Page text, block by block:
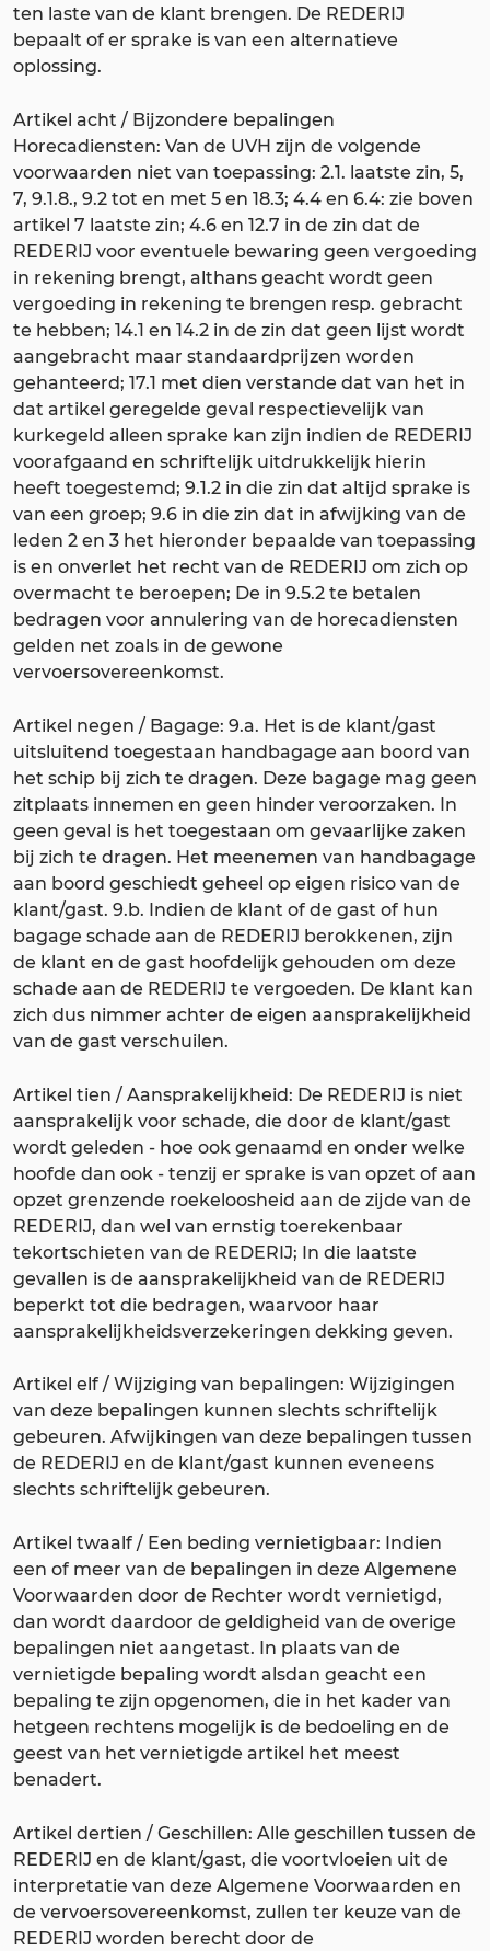
ten laste van de klant brengen. De REDERIJ
bepaalt of er sprake is van een alternatieve
oplossing.
Artikel acht / Bijzondere bepalingen
Horecadiensten: Van de UVH zijn de volgende
voorwaarden niet van toepassing: 2.1. laatste zin, 5,
7, 9.1.8., 9.2 tot en met 5 en 18.3; 4.4 en 6.4: zie boven
artikel 7 laatste zin; 4.6 en 12.7 in de zin dat de
REDERIJ voor eventuele bewaring geen vergoeding
in rekening brengt, althans geacht wordt geen
vergoeding in rekening te brengen resp. gebracht
te hebben; 14.1 en 14.2 in de zin dat geen lijst wordt
aangebracht maar standaardprijzen worden
gehanteerd; 17.1 met dien verstande dat van het in
dat artikel geregelde geval respectievelijk van
kurkegeld alleen sprake kan zijn indien de REDERIJ
voorafgaand en schriftelijk uitdrukkelijk hierin
heeft toegestemd; 9.1.2 in die zin dat altijd sprake is
van een groep; 9.6 in die zin dat in afwijking van de
leden 2 en 3 het hieronder bepaalde van toepassing
is en onverlet het recht van de REDERIJ om zich op
overmacht te beroepen; De in 9.5.2 te betalen
bedragen voor annulering van de horecadiensten
gelden net zoals in de gewone
vervoersovereenkomst.
Artikel negen / Bagage: 9.a. Het is de klant/gast
uitsluitend toegestaan handbagage aan boord van
het schip bij zich te dragen. Deze bagage mag geen
zitplaats innemen en geen hinder veroorzaken. In
geen geval is het toegestaan om gevaarlijke zaken
bij zich te dragen. Het meenemen van handbagage
aan boord geschiedt geheel op eigen risico van de
klant/gast. 9.b. Indien de klant of de gast of hun
bagage schade aan de REDERIJ berokkenen, zijn
de klant en de gast hoofdelijk gehouden om deze
schade aan de REDERIJ te vergoeden. De klant kan
zich dus nimmer achter de eigen aansprakelijkheid
van de gast verschuilen.
Artikel tien / Aansprakelijkheid: De REDERIJ is niet
aansprakelijk voor schade, die door de klant/gast
wordt geleden - hoe ook genaamd en onder welke
hoofde dan ook - tenzij er sprake is van opzet of aan
opzet grenzende roekeloosheid aan de zijde van de
REDERIJ, dan wel van ernstig toerekenbaar
tekortschieten van de REDERIJ; In die laatste
gevallen is de aansprakelijkheid van de REDERIJ
beperkt tot die bedragen, waarvoor haar
aansprakelijkheidsverzekeringen dekking geven.
Artikel elf / Wijziging van bepalingen: Wijzigingen
van deze bepalingen kunnen slechts schriftelijk
gebeuren. Afwijkingen van deze bepalingen tussen
de REDERIJ en de klant/gast kunnen eveneens
slechts schriftelijk gebeuren.
Artikel twaalf / Een beding vernietigbaar: Indien
een of meer van de bepalingen in deze Algemene
Voorwaarden door de Rechter wordt vernietigd,
dan wordt daardoor de geldigheid van de overige
bepalingen niet aangetast. In plaats van de
vernietigde bepaling wordt alsdan geacht een
bepaling te zijn opgenomen, die in het kader van
hetgeen rechtens mogelijk is de bedoeling en de
geest van het vernietigde artikel het meest
benadert.
Artikel dertien / Geschillen: Alle geschillen tussen de
REDERIJ en de klant/gast, die voortvloeien uit de
interpretatie van deze Algemene Voorwaarden en
de vervoersovereenkomst, zullen ter keuze van de
REDERIJ worden berecht door de